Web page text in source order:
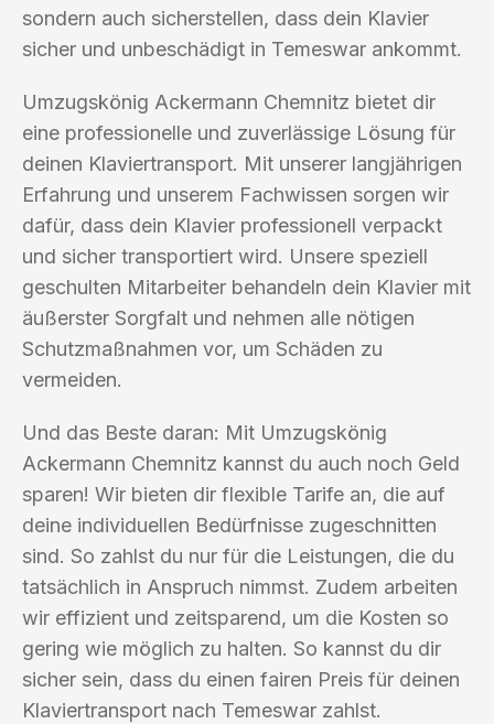
sondern auch sicherstellen, dass dein Klavier
sicher und unbeschädigt in Temeswar ankommt.
Umzugskönig Ackermann Chemnitz bietet dir
eine professionelle und zuverlässige Lösung für
deinen Klaviertransport. Mit unserer langjährigen
Erfahrung und unserem Fachwissen sorgen wir
dafür, dass dein Klavier professionell verpackt
und sicher transportiert wird. Unsere speziell
geschulten Mitarbeiter behandeln dein Klavier mit
äußerster Sorgfalt und nehmen alle nötigen
Schutzmaßnahmen vor, um Schäden zu
vermeiden.
Und das Beste daran: Mit Umzugskönig
Ackermann Chemnitz kannst du auch noch Geld
sparen! Wir bieten dir flexible Tarife an, die auf
deine individuellen Bedürfnisse zugeschnitten
sind. So zahlst du nur für die Leistungen, die du
tatsächlich in Anspruch nimmst. Zudem arbeiten
wir effizient und zeitsparend, um die Kosten so
gering wie möglich zu halten. So kannst du dir
sicher sein, dass du einen fairen Preis für deinen
Klaviertransport nach Temeswar zahlst.